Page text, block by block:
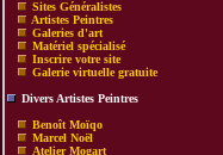
Sites Généralistes
Artistes Peintres
Galeries d'art
Matériel spécialisé
Inscrire votre site
Galerie virtuelle gratuite
Divers Artistes Peintres
Benoît Moïqo
Marcel Noël
Atelier Mogart